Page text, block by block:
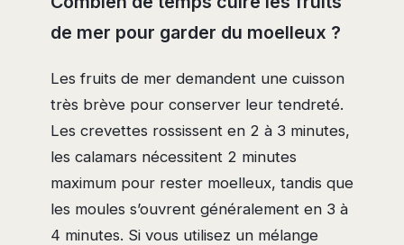
de mer pour garder du moelleux ?
Les fruits de mer demandent une cuisson
très brève pour conserver leur tendreté.
Les crevettes rossissent en 2 à 3 minutes,
les calamars nécessitent 2 minutes
maximum pour rester moelleux, tandis que
les moules s’ouvrent généralement en 3 à
4 minutes. Si vous utilisez un mélange